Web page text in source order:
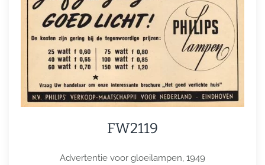
FW2119
Advertentie voor gloeilampen, 1949